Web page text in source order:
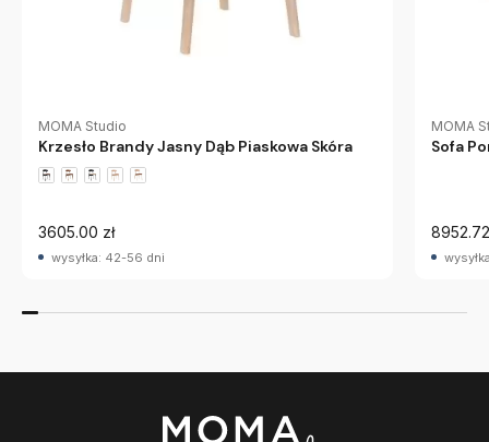
MOMA Studio
Krzesło Brandy Jasny Dąb Piaskowa Skóra
3605.00 zł
wysyłka: 42-56 dni
MOMA
Sofa